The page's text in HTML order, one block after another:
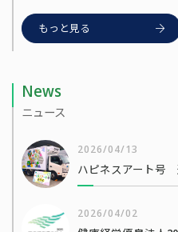
もっと見る
News
ニュース
2026/04/13
ハピネスアート号
2026/04/02